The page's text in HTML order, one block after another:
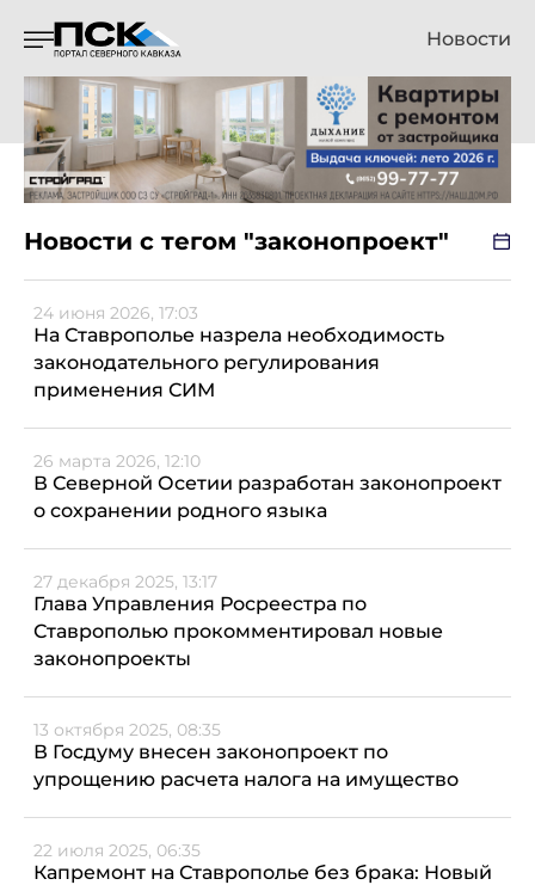
Новости
Новости с тегом "законопроект"
24 июня 2026, 17:03
На Ставрополье назрела необходимость
законодательного регулирования
применения СИМ
26 марта 2026, 12:10
В Северной Осетии разработан законопроект
о сохранении родного языка
27 декабря 2025, 13:17
Глава Управления Росреестра по
Ставрополью прокомментировал новые
законопроекты
13 октября 2025, 08:35
В Госдуму внесен законопроект по
упрощению расчета налога на имущество
22 июля 2025, 06:35
Капремонт на Ставрополье без брака: Новый